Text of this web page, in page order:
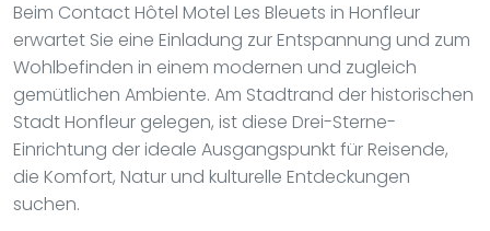
Beim Contact Hôtel Motel Les Bleuets in Honfleur
erwartet Sie eine Einladung zur Entspannung und zum
Wohlbefinden in einem modernen und zugleich
gemütlichen Ambiente. Am Stadtrand der historischen
Stadt Honfleur gelegen, ist diese Drei-Sterne-
Einrichtung der ideale Ausgangspunkt für Reisende,
die Komfort, Natur und kulturelle Entdeckungen
suchen.